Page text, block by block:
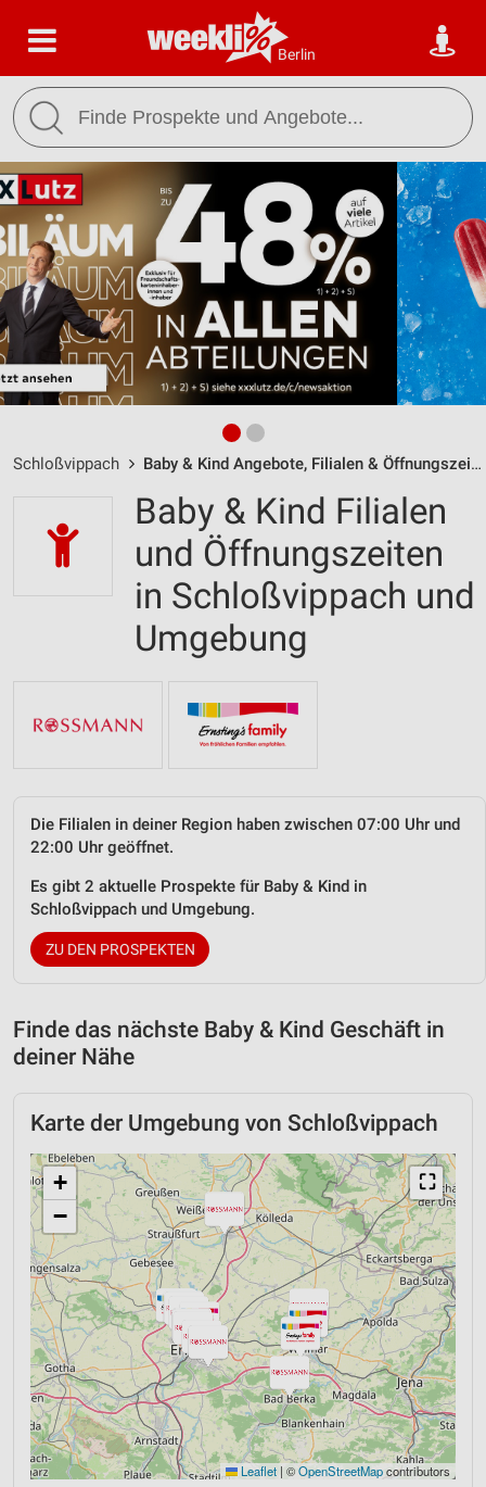
Berlin
Schloßvippach Baby & Kind Angebote, Filialen & Öffnungszeiten
Baby & Kind Filialen
und Öffnungszeiten
in Schloßvippach und
Umgebung
Die Filialen in deiner Region haben zwischen 07:00 Uhr und
22:00 Uhr geöffnet.
Es gibt 2 aktuelle Prospekte für Baby & Kind in
Schloßvippach und Umgebung.
ZU DEN PROSPEKTEN
Finde das nächste Baby & Kind Geschäft in
deiner Nähe
Karte der Umgebung von Schloßvippach
⛶
+
−
Leaflet | ©OpenStreetMapcontributors